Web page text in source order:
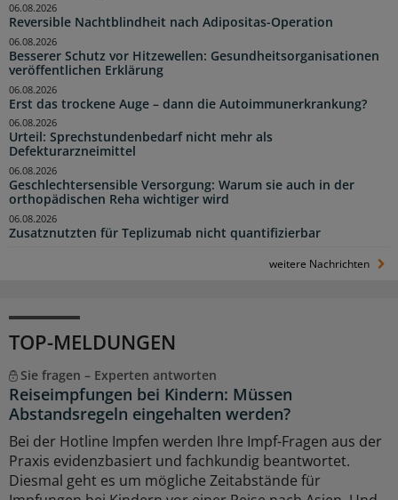
Reversible Nachtblindheit nach Adipositas-Operation
06.08.2026
Besserer Schutz vor Hitzewellen: Gesundheitsorganisationen
veröffentlichen Erklärung
06.08.2026
Erst das trockene Auge – dann die Autoimmunerkrankung?
06.08.2026
Urteil: Sprechstundenbedarf nicht mehr als
Defekturarzneimittel
06.08.2026
Geschlechtersensible Versorgung: Warum sie auch in der
orthopädischen Reha wichtiger wird
06.08.2026
Zusatznutzten für Teplizumab nicht quantifizierbar
06.08.2026
weitere Nachrichten
TOP-MELDUNGEN
Sie fragen – Experten antworten
Reiseimpfungen bei Kindern: Müssen
Abstandsregeln eingehalten werden?
Bei der Hotline Impfen werden Ihre Impf-Fragen aus der
Praxis evidenzbasiert und fachkundig beantwortet.
Diesmal geht es um mögliche Zeitabstände für